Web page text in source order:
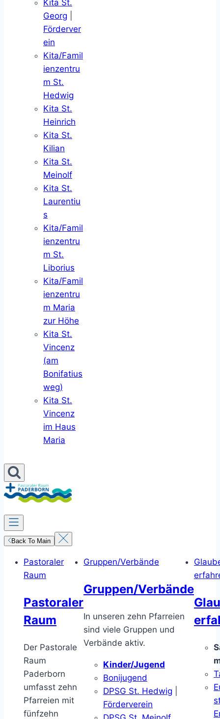
Kita St.
Georg
Förderver
ein
Kita/Famil
ienzentru
m St.
Hedwig
Kita St.
Heinrich
Kita St.
Kilian
Kita St.
Meinolf
Kita St.
Laurentiu
s
Kita/Famil
ienzentru
m St.
Liborius
Kita/Famil
ienzentru
m Maria
zur Höhe
Kita St.
Vincenz
(am
Bonifatius
weg)
Kita St.
Vincenz
im Haus
Maria
Back To Main
Pastoraler
Raum
Pastoraler
Raum
Der Pastorale
Raum
Paderborn
umfasst zehn
Pfarreien mit
fünfzehn
Gruppen/Verbände
Gruppen/Verbände
In unseren zehn Pfarreien
sind viele Gruppen und
Verbände aktiv.
Kinder/Jugend
Bonijugend
DPSG St. Hedwig
Förderverein